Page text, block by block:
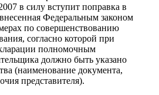
в силу вступит поправка в
Федеральным законом
по совершенствованию
согласно которой при
полномочным
должно быть указано
(наименование документа,
представителя).